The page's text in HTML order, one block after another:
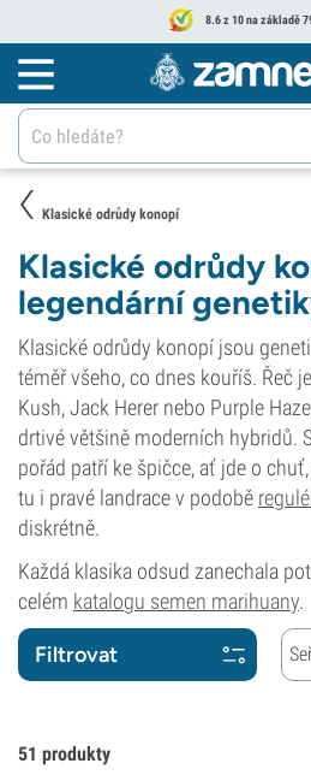
8.6 z 10 na základě
Klasické odrůdy konopí
Klasické odrůdy
legendární
Klasické odrůdy konopí jsou
téměř všeho, co dnes kouříš. Řeč
Kush, Jack Herer nebo Purple
drtivé většině moderních hybridů.
pořád patří ke špičce, ať jde o
tu i pravé landrace v podobě
diskrétně.
Každá klasika odsud zanechala
celém katalogu semen marihuany.
Filtrovat
51 produkty